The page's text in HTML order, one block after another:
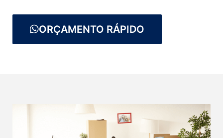
ORÇAMENTO RÁPIDO